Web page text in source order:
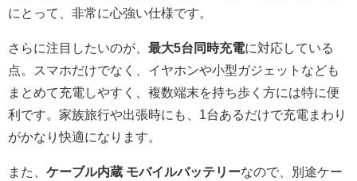
にとって、非常に心強い仕様です。
さらに注目したいのが、 最大5台同時充電に対応している
点。スマホだけでなく、イヤホンや小型ガジェットなども
まとめて充電しやすく、複数端末を持ち歩く方には特に便
利です。家族旅行や出張時にも、1台あるだけで充電まわり
がかなり快適になります。
また、 ケーブル内蔵 モバイルバッテリーなので、別途ケー